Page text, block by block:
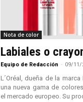
Nota de color
Labiales o
Equipo de Redacción - 09/11/
L´Oréal, dueña de la
una nueva gama de
el mercado europeo. Su